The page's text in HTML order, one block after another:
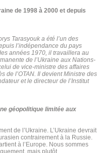
de 1998 à 2000 et depuis
Tarasyouk a été l’un des
l’indépendance du pays
années 1970, il travaillera au
de l’Ukraine aux Nations-
de vice-ministre des affaires
de l’OTAN. Il devient Ministre des
et le directeur de l’Institut
géopolitique limitée aux
de l’Ukraine. L’Ukraine devrait
contrairement à la Russie.
à l’Europe. Nous sommes
mais plutôt